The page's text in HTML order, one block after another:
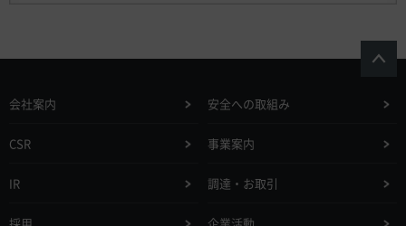
会社案内 安全への取組み
CSR 事業案内
IR 調達・お取引